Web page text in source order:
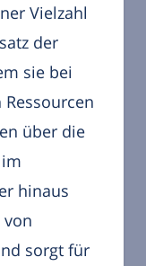
Vielzahl
der
sie bei
über die
hinaus
von
sorgt für